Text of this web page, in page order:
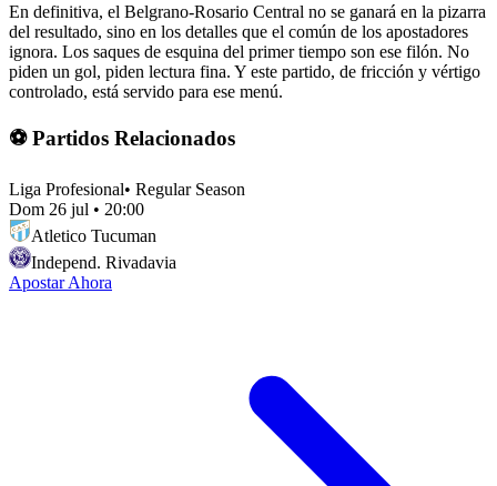
En definitiva, el Belgrano-Rosario Central no se ganará en la pizarra
del resultado, sino en los detalles que el común de los apostadores
ignora. Los saques de esquina del primer tiempo son ese filón. No
piden un gol, piden lectura fina. Y este partido, de fricción y vértigo
controlado, está servido para ese menú.
⚽ Partidos Relacionados
Liga Profesional• Regular Season
Dom 26 jul • 20:00
Atletico Tucuman
Independ. Rivadavia
Apostar Ahora